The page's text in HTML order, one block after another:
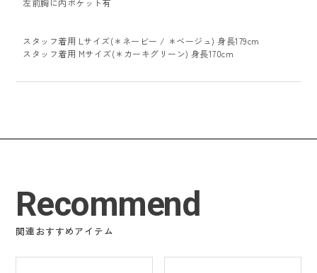
左前胸に内ポケット有
スタッフ着用 Lサイズ(＊ネービー / ＊ベージュ) 身長179cm
スタッフ着用 Mサイズ(＊カーキグリーン) 身長170cm
Recommend
関連おすすめアイテム